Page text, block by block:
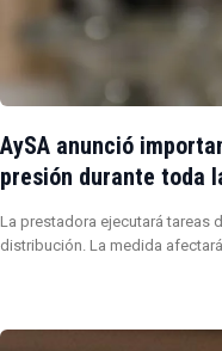
AySA anunció
presión durante toda
La prestadora ejecutará tareas
distribución. La medida